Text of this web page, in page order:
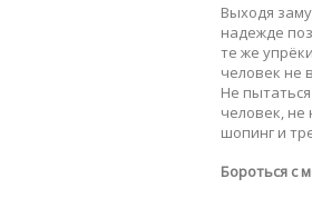
Выходя
надежде
те же
человек не
Не
человек, не
шопинг и
Бороться с